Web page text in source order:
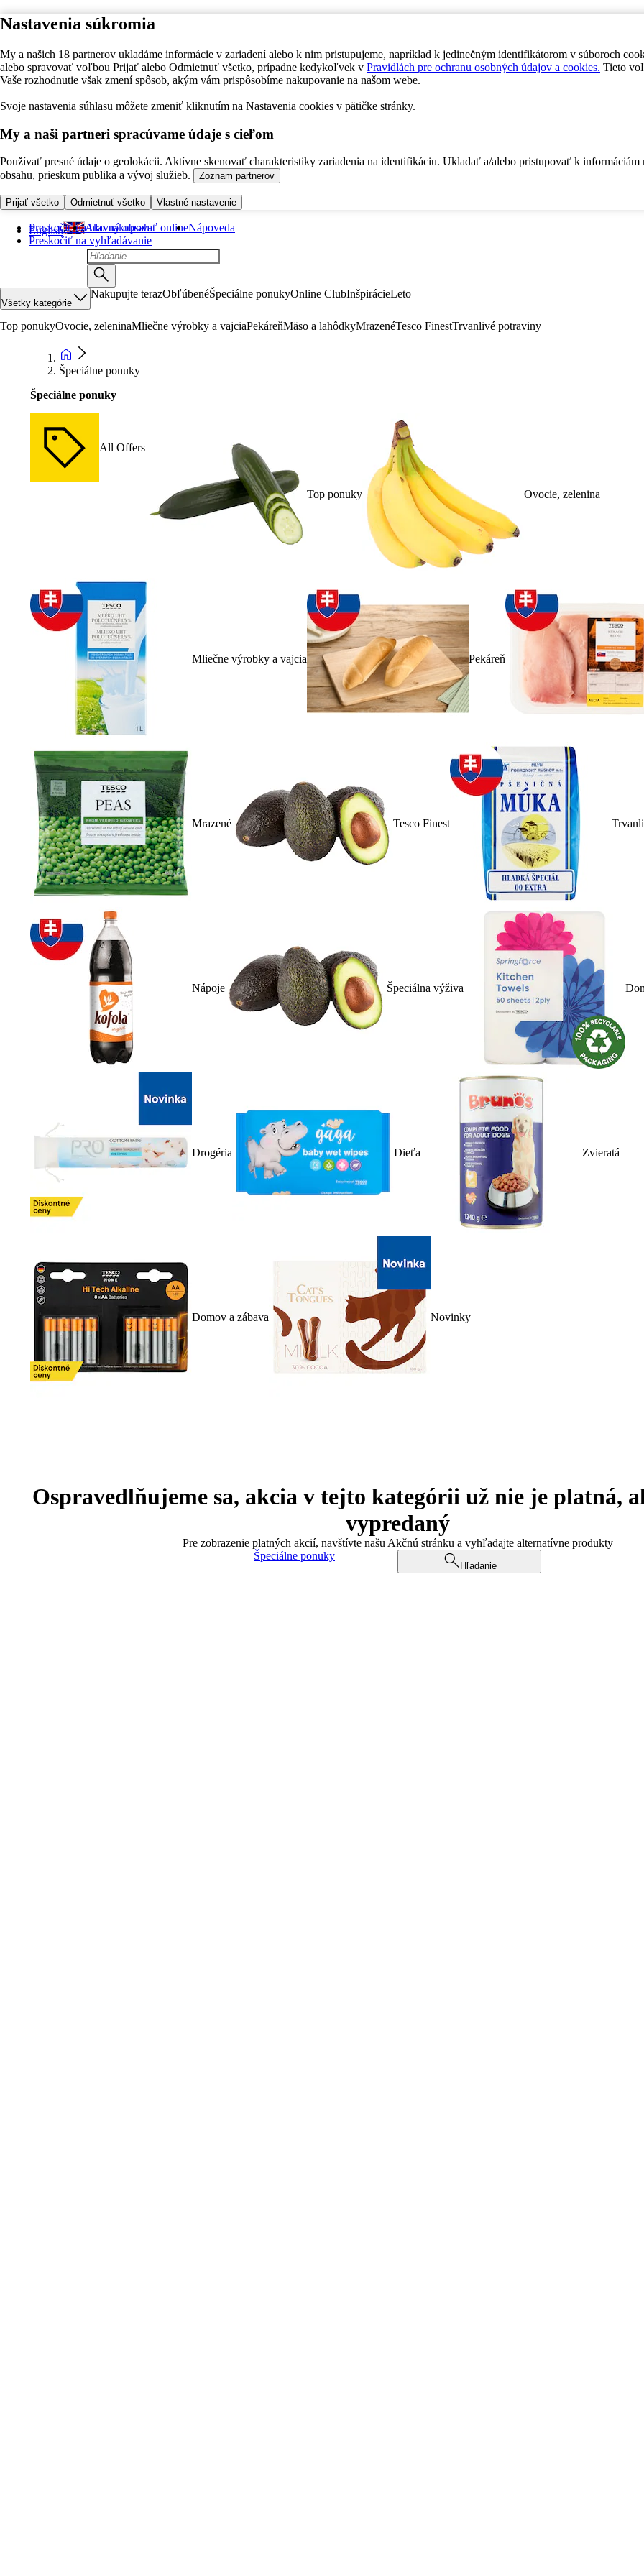
Nastavenia súkromia
My a našich 18 partnerov ukladáme informácie v zariadení alebo k nim pristupujeme, napríklad k jedinečným identifikátorom v súboroch
alebo spravovať voľbou Prijať alebo Odmietnuť všetko, prípadne kedykoľvek v Pravidlách pre ochranu osobných údajov a cookies. Tieto
Vaše rozhodnutie však zmení spôsob, akým vám prispôsobíme nakupovanie na našom webe.
Svoje nastavenia súhlasu môžete zmeniť kliknutím na Nastavenia cookies v pätičke stránky.
My a naši partneri spracúvame údaje s cieľom
Používať presné údaje o geolokácii. Aktívne skenovať charakteristiky zariadenia na identifikáciu. Ukladať a/alebo pristupovať k informáciám
obsahu, prieskum publika a vývoj služieb.
Zoznam partnerov
Prijať všetko Odmietnuť všetko Vlastné nastavenie
Preskočiť na hlavný obsah
Preskočiť na vyhľadávanie
English Ako nakupovať onlineNápoveda
Všetky kategórie
Nakupujte terazObľúbenéŠpeciálne ponukyOnline ClubInšpirácieLeto
Top ponukyOvocie, zeleninaMliečne výrobky a vajciaPekáreňMäso a lahôdkyMrazenéTesco FinestTrvanlivé potraviny
Špeciálne ponuky
Špeciálne ponuky
All Offers
Top ponuky Ovocie, zelenina
Mliečne výrobky a vajcia Pekáreň
Mrazené Tesco Finest
Nápoje Špeciálna výživa
Drogéria Dieťa Zvieratá
Domov a zábava Novinky
Ospravedlňujeme sa, akcia v tejto kategórii už nie je platná,
vypredaný
Pre zobrazenie platných akcií, navštívte našu Akčnú stránku a vyhľadajte alternatívne produkty
Špeciálne ponuky
Hľadanie